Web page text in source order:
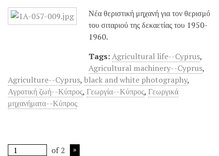
Νέα θεριστική μηχανή για τον θερισμό
του σιταριού της δεκαετίας του 1950-
1960.
Tags:Agricultural life--Cyprus,
Agricultural machinery--Cyprus,
Agriculture--Cyprus, black and white photography,
Αγροτική ζωή--Κύπρος, Γεωργία--Κύπρος, Γεωργικά
μηχανήματα--Κύπρος
of 2